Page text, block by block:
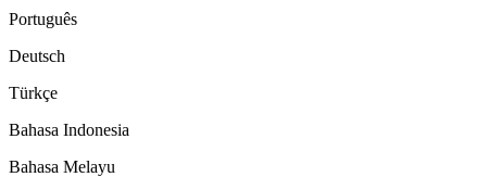
Português
Deutsch
Türkçe
Bahasa Indonesia
Bahasa Melayu